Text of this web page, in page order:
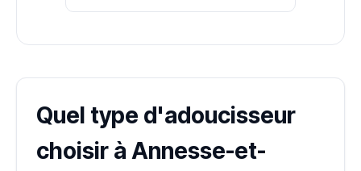
Quel type d'adoucisseur
choisir à Annesse-et-